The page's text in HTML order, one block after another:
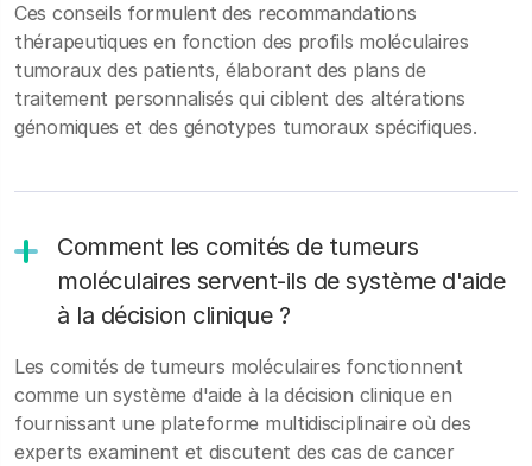
Ces conseils formulent des recommandations
thérapeutiques en fonction des profils moléculaires
tumoraux des patients, élaborant des plans de
traitement personnalisés qui ciblent des altérations
génomiques et des génotypes tumoraux spécifiques.
Comment les comités de tumeurs
moléculaires servent-ils de système d'aide
à la décision clinique ?
Les comités de tumeurs moléculaires fonctionnent
comme un système d'aide à la décision clinique en
fournissant une plateforme multidisciplinaire où des
experts examinent et discutent des cas de cancer